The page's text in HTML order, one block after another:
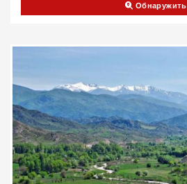
Обнаружить